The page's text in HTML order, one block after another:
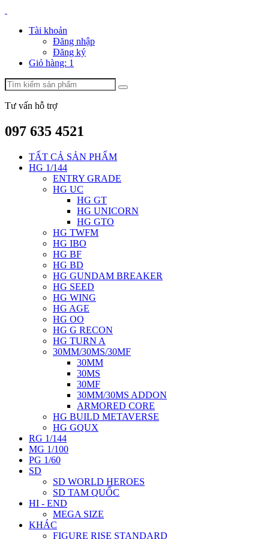
Tài khoản
Đăng nhập
Đăng ký
Giỏ hàng: 1
Tư vấn hỗ trợ
097 635 4521
TẤT CẢ SẢN PHẨM
HG 1/144
ENTRY GRADE
HG UC
HG GT
HG UNICORN
HG GTO
HG TWFM
HG IBO
HG BF
HG BD
HG GUNDAM BREAKER
HG SEED
HG WING
HG AGE
HG OO
HG G RECON
HG TURN A
30MM/30MS/30MF
30MM
30MS
30MF
30MM/30MS ADDON
ARMORED CORE
HG BUILD METAVERSE
HG GQUX
RG 1/144
MG 1/100
PG 1/60
SD
SD WORLD HEROES
SD TAM QUỐC
HI - END
MEGA SIZE
KHÁC
FIGURE RISE STANDARD